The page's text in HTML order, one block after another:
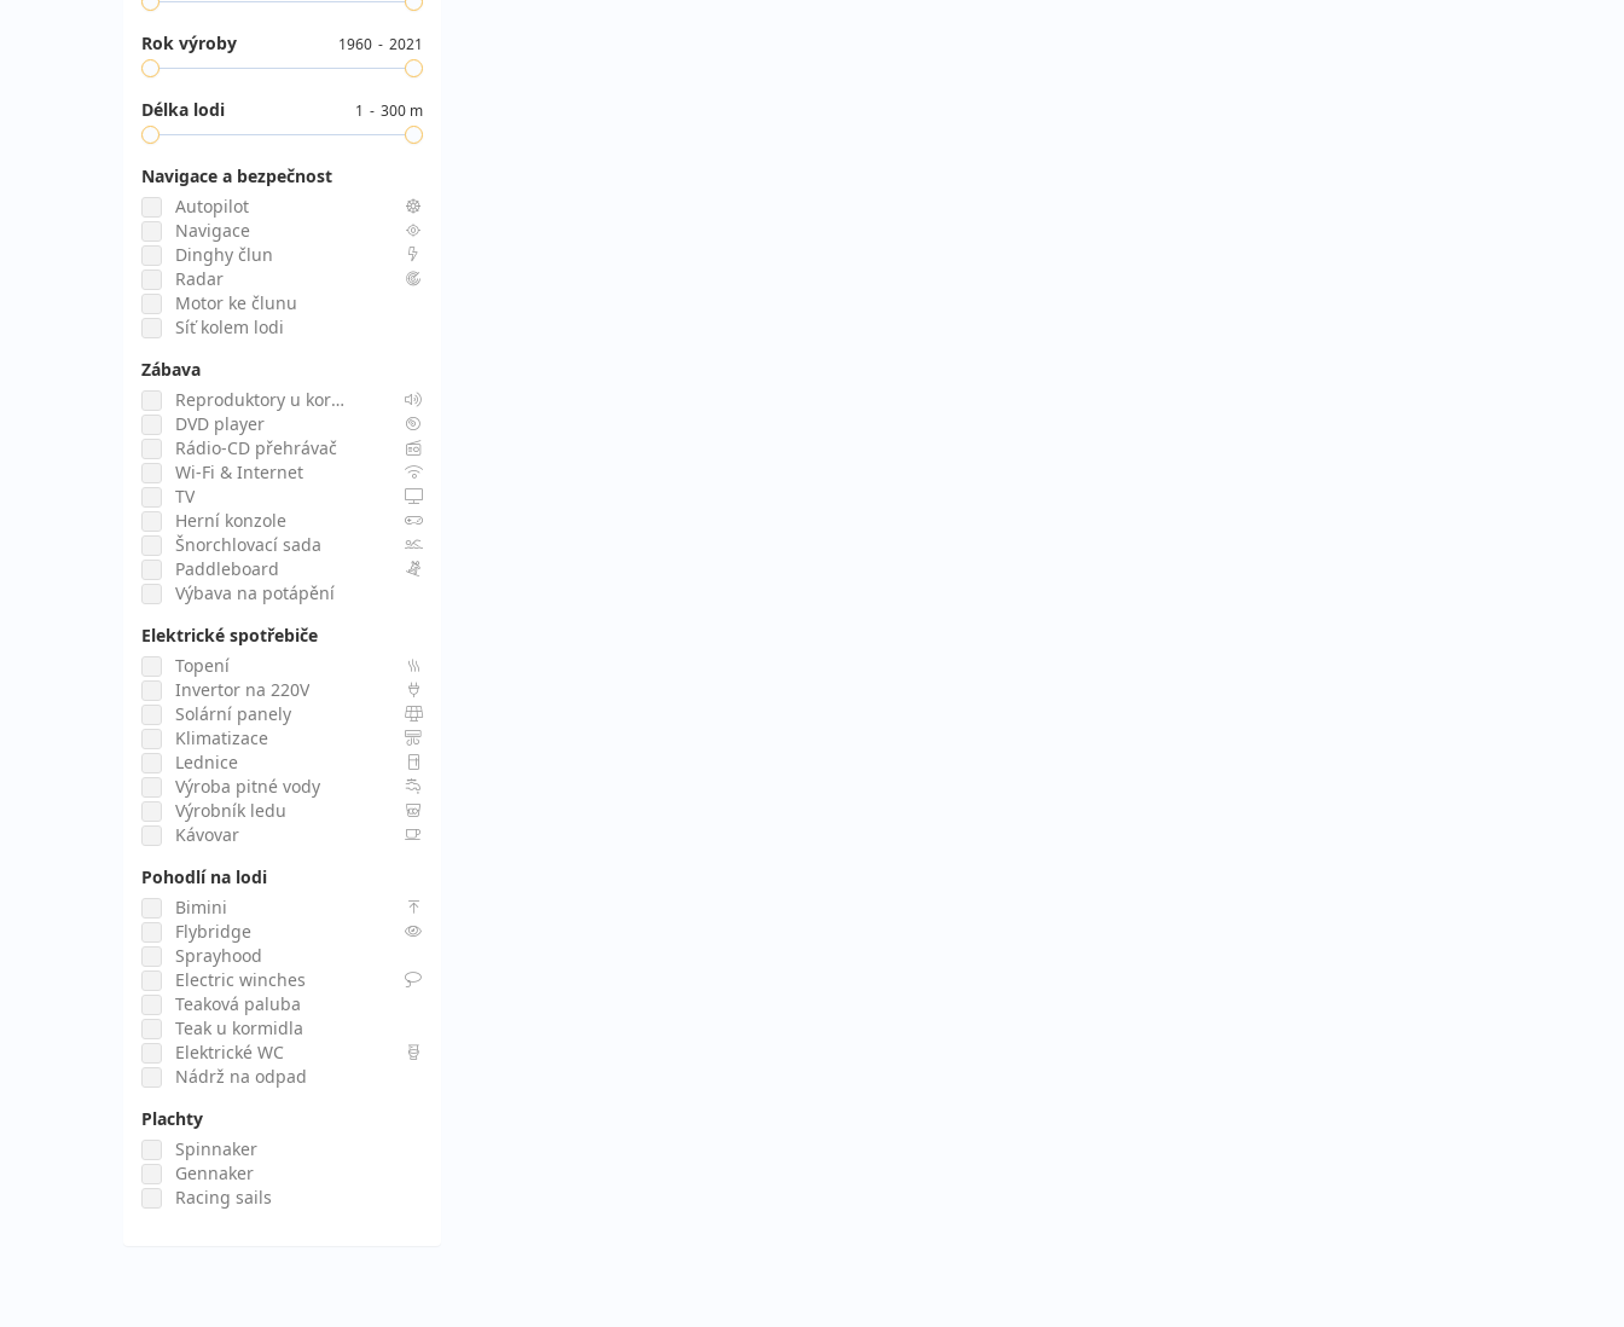
Rok výroby 1960 2021
Délka lodi 1 300 m
Navigace a bezpečnost
Autopilot
Navigace
Dinghy člun
Radar
Motor ke člunu
Síť kolem lodi
Zábava
Reproduktory u kormidla
DVD player
Rádio-CD přehrávač
Wi-Fi & Internet
TV
Herní konzole
Šnorchlovací sada
Paddleboard
Výbava na potápění
Elektrické spotřebiče
Topení
Invertor na 220V
Solární panely
Klimatizace
Lednice
Výroba pitné vody
Výrobník ledu
Kávovar
Pohodlí na lodi
Bimini
Flybridge
Sprayhood
Electric winches
Teaková paluba
Teak u kormidla
Elektrické WC
Nádrž na odpad
Plachty
Spinnaker
Gennaker
Racing sails